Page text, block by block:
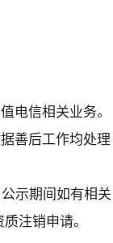
电信相关业务。
善后工作均处理
示期间如有相关
注销申请。